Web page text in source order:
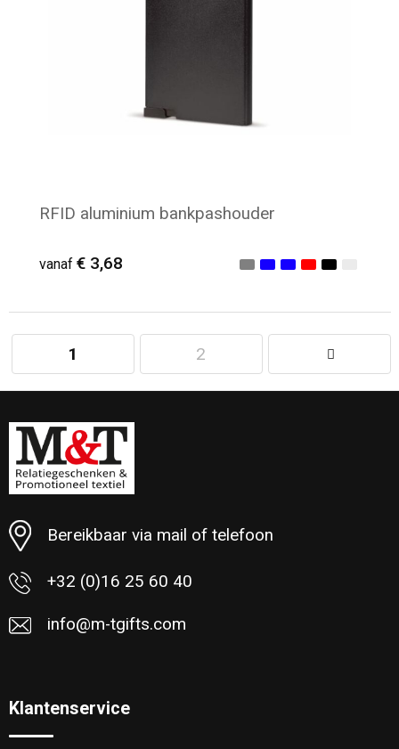
RFID aluminium bankpashouder
vanaf € 3,68
Minimale afname: 20
1 2
Bereikbaar via mail of telefoon
+32 (0)16 25 60 40
info@m-tgifts.com
Klantenservice